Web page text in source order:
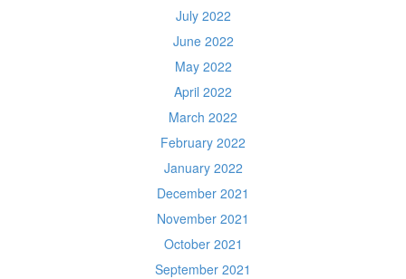
July 2022
June 2022
May 2022
April 2022
March 2022
February 2022
January 2022
December 2021
November 2021
October 2021
September 2021